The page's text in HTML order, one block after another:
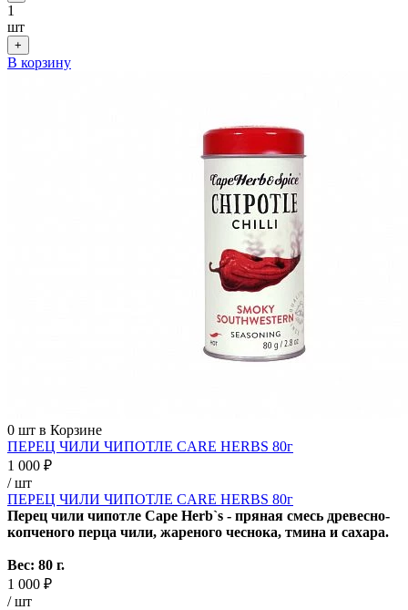
1
шт
+
В корзину
0 шт в Корзине
ПЕРЕЦ ЧИЛИ ЧИПОТЛЕ CARE HERBS 80г
1 000 ₽
/ шт
ПЕРЕЦ ЧИЛИ ЧИПОТЛЕ CARE HERBS 80г
Перец чили чипотле Cape Herb`s - пряная смесь древесно-
копченого перца чили, жареного чеснока, тмина и сахара.
Вес: 80 г.
1 000 ₽
/шт